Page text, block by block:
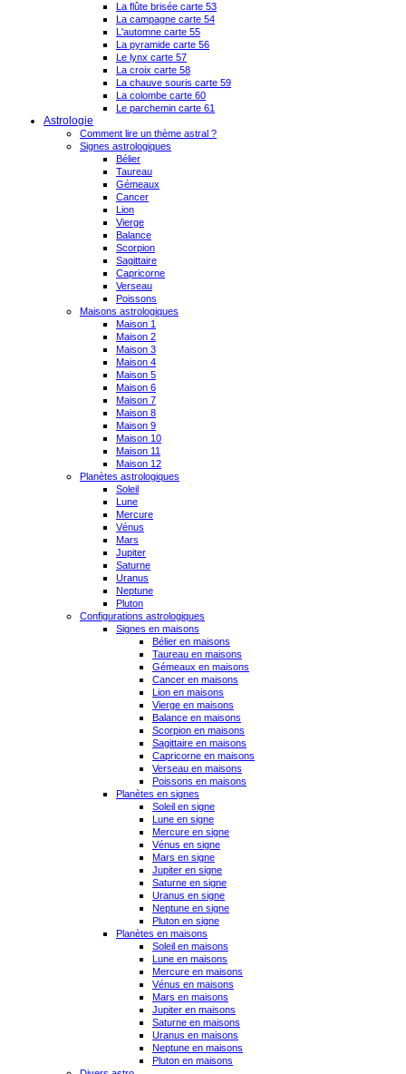
La flûte brisée carte 53
La campagne carte 54
L'automne carte 55
La pyramide carte 56
Le lynx carte 57
La croix carte 58
La chauve souris carte 59
La colombe carte 60
Le parchemin carte 61
Astrologie
Comment lire un thème astral ?
Signes astrologiques
Bélier
Taureau
Gémeaux
Cancer
Lion
Vierge
Balance
Scorpion
Sagittaire
Capricorne
Verseau
Poissons
Maisons astrologiques
Maison 1
Maison 2
Maison 3
Maison 4
Maison 5
Maison 6
Maison 7
Maison 8
Maison 9
Maison 10
Maison 11
Maison 12
Planètes astrologiques
Soleil
Lune
Mercure
Vénus
Mars
Jupiter
Saturne
Uranus
Neptune
Pluton
Configurations astrologiques
Signes en maisons
Bélier en maisons
Taureau en maisons
Gémeaux en maisons
Cancer en maisons
Lion en maisons
Vierge en maisons
Balance en maisons
Scorpion en maisons
Sagittaire en maisons
Capricorne en maisons
Verseau en maisons
Poissons en maisons
Planètes en signes
Soleil en signe
Lune en signe
Mercure en signe
Vénus en signe
Mars en signe
Jupiter en signe
Saturne en signe
Uranus en signe
Neptune en signe
Pluton en signe
Planètes en maisons
Soleil en maisons
Lune en maisons
Mercure en maisons
Vénus en maisons
Mars en maisons
Jupiter en maisons
Saturne en maisons
Uranus en maisons
Neptune en maisons
Pluton en maisons